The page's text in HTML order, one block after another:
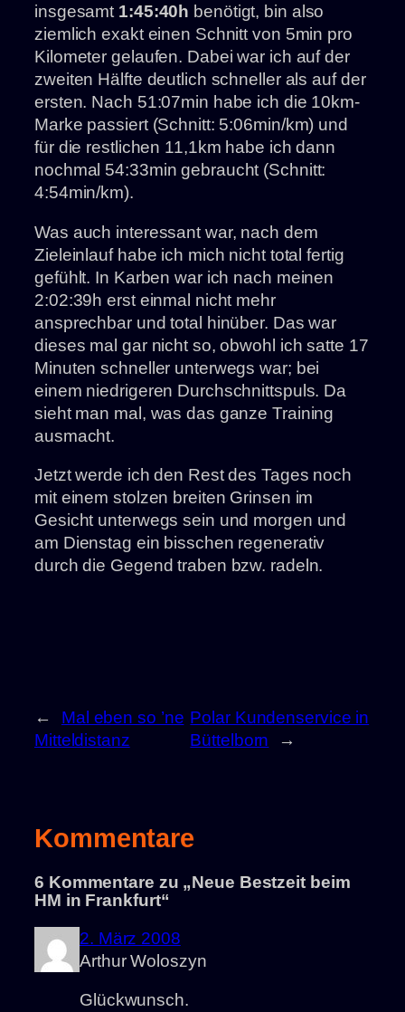
insgesamt 1:45:40h benötigt, bin also
ziemlich exakt einen Schnitt von 5min pro
Kilometer gelaufen. Dabei war ich auf der
zweiten Hälfte deutlich schneller als auf der
ersten. Nach 51:07min habe ich die 10km-
Marke passiert (Schnitt: 5:06min/km) und
für die restlichen 11,1km habe ich dann
nochmal 54:33min gebraucht (Schnitt:
4:54min/km).
Was auch interessant war, nach dem
Zieleinlauf habe ich mich nicht total fertig
gefühlt. In Karben war ich nach meinen
2:02:39h erst einmal nicht mehr
ansprechbar und total hinüber. Das war
dieses mal gar nicht so, obwohl ich satte 17
Minuten schneller unterwegs war; bei
einem niedrigeren Durchschnittspuls. Da
sieht man mal, was das ganze Training
ausmacht.
Jetzt werde ich den Rest des Tages noch
mit einem stolzen breiten Grinsen im
Gesicht unterwegs sein und morgen und
am Dienstag ein bisschen regenerativ
durch die Gegend traben bzw. radeln.
←
Mal eben so ’ne
Mitteldistanz
Polar Kundenservice in
Büttelborn
→
Kommentare
6 Kommentare zu „Neue Bestzeit beim
HM in Frankfurt“
2. März 2008
Arthur Woloszyn
Glückwunsch.